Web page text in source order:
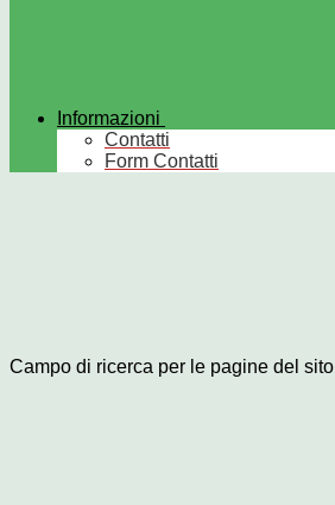
Informazioni
Contatti
Form Contatti
Campo di ricerca per le pagine del sito